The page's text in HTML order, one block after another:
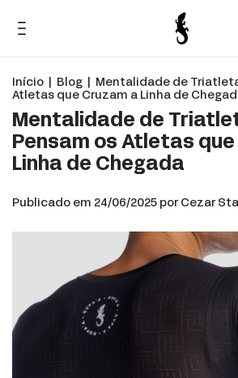
Início Blog
Mentalidade de
Atletas que Cruzam a Linha de
Mentalidade de
Pensam os Atletas que
Linha de Chegada
Publicado em 24/06/2025 por Cezar